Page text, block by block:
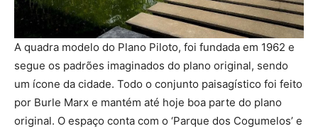
A quadra modelo do Plano Piloto, foi fundada em 1962 e
segue os padrões imaginados do plano original, sendo
um ícone da cidade. Todo o conjunto paisagístico foi feito
por Burle Marx e mantém até hoje boa parte do plano
original. O espaço conta com o ‘Parque dos Cogumelos’ e